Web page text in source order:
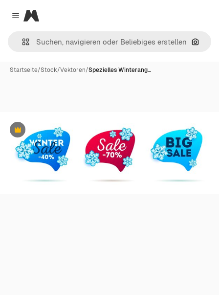
Close menu
Magnific
Nach
Startseite/Stock/Vektoren/Spezielles Winterang…
Premium